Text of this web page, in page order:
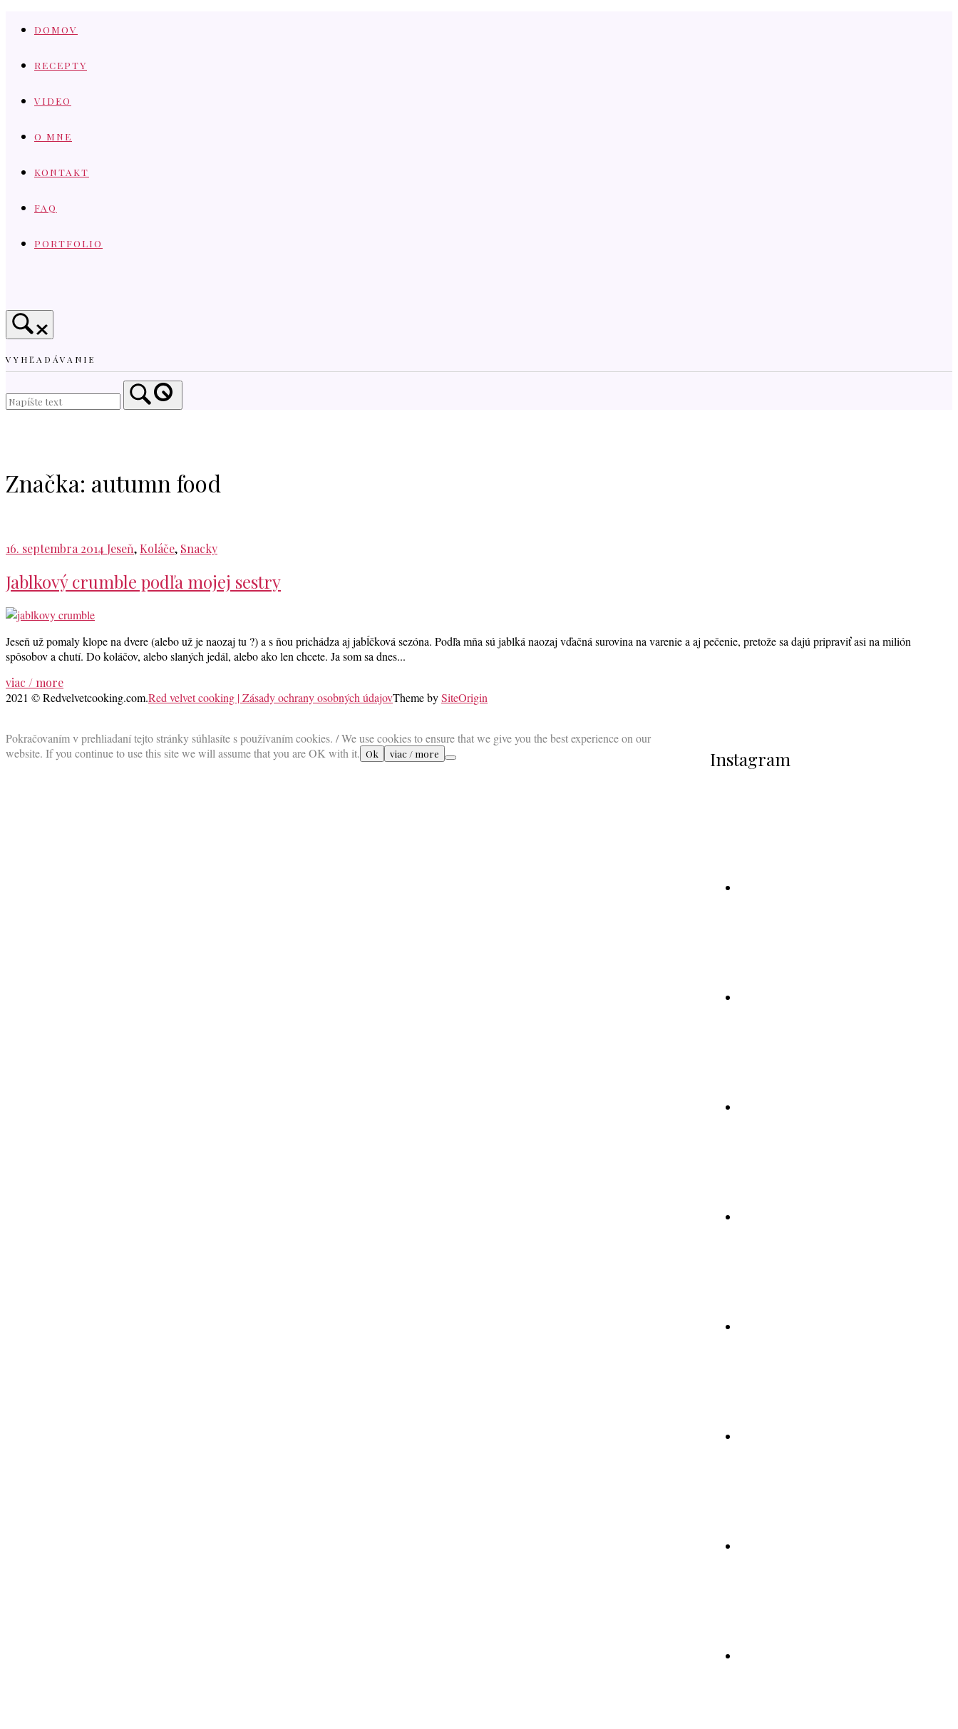
DOMOV
RECEPTY
VIDEO
O MNE
KONTAKT
FAQ
PORTFOLIO
VYHĽADÁVANIE
Značka: autumn food
16. septembra 2014 Jeseň, Koláče, Snacky
Jablkový crumble podľa mojej sestry
Jeseň už pomaly klope na dvere (alebo už je naozaj tu ?) a s ňou prichádza aj jabĺčková sezóna. Podľa mňa sú jablká naozaj vďačná surovina na varenie a aj pečenie, pretože sa dajú pripraviť asi na milión
spôsobov a chutí. Do koláčov, alebo slaných jedál, alebo ako len chcete. Ja som sa dnes...
viac / more
Instagram
2021 © Redvelvetcooking.com.Red velvet cooking | Zásady ochrany osobných údajovTheme bySiteOrigin
top
Pokračovaním v prehliadaní tejto stránky súhlasíte s používaním cookies. / We use cookies to ensure that we give you the best experience on our
website. If you continue to use this site we will assume that you are OK with it. Ok viac / more